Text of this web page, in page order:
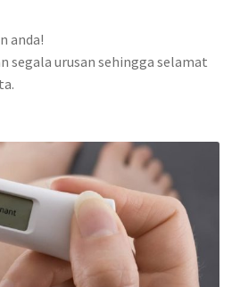
anda!
segala urusan sehingga selamat